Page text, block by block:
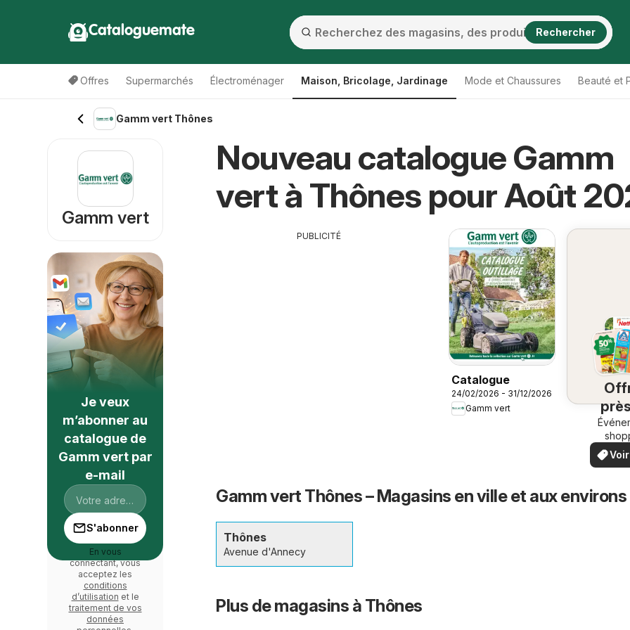
Cataloguemate Rechercher
Offres Supermarchés Électroménager Maison, Bricolage, Jardinage Mode et Chaussures Beauté et
Gamm vert Thônes
Nouveau catalogue Gamm
vert à Thônes pour Août
PUBLICITÉ
Catalogue
24/02/2026 - 31/12/2026
Gamm vert
chez
Gamm vert Thônes – Magasins en ville et aux environs
Thônes
Avenue d'Annecy
Plus de magasins à Thônes
Gamm vert
Je veux
m’abonner au
catalogue de
Gamm vert par
e-mail
S'abonner
En vous
connectant, vous
acceptez les
conditions
d’utilisation et le
traitement de vos
données